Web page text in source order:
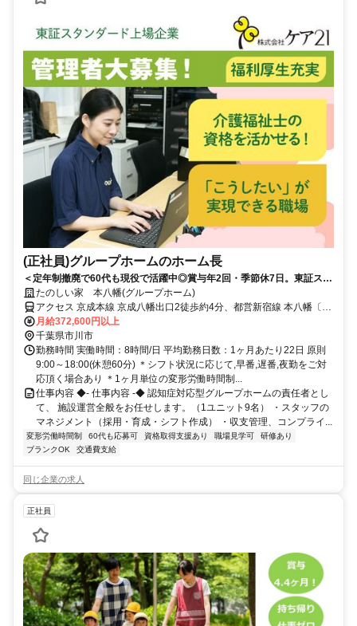
(正社員)グループホームのホーム長
＜定年制撤廃で60代も現役で活躍中◎賞与年2回・季節休7日。東証スタ
ンダード上場◎＞経験を評価！施設ごとに色を出せる、裁量あるグルー
プホーム
たのしい家 本八幡(グループホーム)
アクセス 京成本線 京成八幡出口2徒歩約4分、都営新宿線 本八幡〔新
宿線〕A6口徒歩約5分、京成本線 菅野南口徒歩約7分 各線「本八幡」
駅から徒歩約9分
月給372,600円以上
千葉県市川市
勤務時間 実働時間：8時間/日 平均勤務日数：1ヶ月あたり22日 原則
9:00～18:00(休憩60分) ＊シフト状況に応じて,早番,遅番,夜勤をご対
応頂く場合あり ＊1ヶ月単位の変形労働時間制...
仕事内容 ◆- 仕事内容 -◆ 認知症対応型グループホームの責任者とし
て、 施設運営全般をお任せします。（1ユニット9名） ・スタッフの
マネジメント（採用・育成・シフト作成） ・収支管理、コンプライ...
変形労働時間制 60代も応募可 資格取得支援あり 職場見学可
研修あり
ブランクOK
交通費支給
同じ企業の求人
正社員